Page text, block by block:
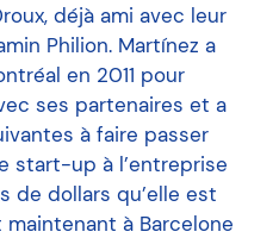
déjà ami avec leur
Philion. Martínez a
en 2011 pour
ses partenaires et a
à faire passer
start-up à l’entreprise
de dollars qu’elle est
maintenant à Barcelone